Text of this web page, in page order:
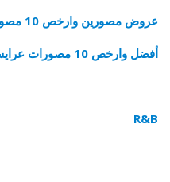
عروض مصورين وارخص 10 مصورة عرايس في المدينة وينبع
أفضل وارخص 10 مصورات عرايس في القصيم
R&B